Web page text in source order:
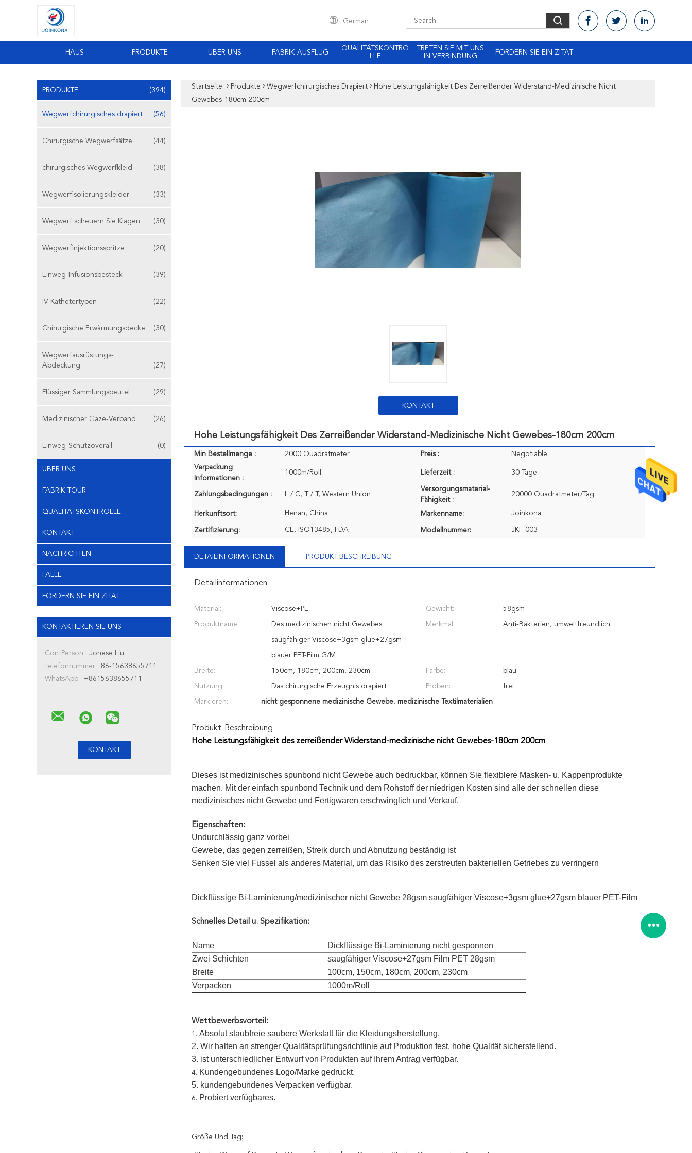
German
HAUS PRODUKTE ÜBER UNS FABRIK-AUSFLUG
QUALITÄTSKONTRO
LLE
TRETEN SIE MIT UNS
IN VERBINDUNG
FORDERN SIE EIN ZITAT
PRODUKTE (394)
Wegwerfchirurgisches drapiert (56)
Chirurgische Wegwerfsätze (44)
chirurgisches Wegwerfkleid (38)
Wegwerfisolierungskleider (33)
Wegwerf scheuern Sie Klagen (30)
Wegwerfinjektionsspritze (20)
Einweg-Infusionsbesteck (39)
IV-Kathetertypen (22)
Chirurgische Erwärmungsdecke (30)
Wegwerfausrüstungs-
Abdeckung
(27)
Flüssiger Sammlungsbeutel (29)
Medizinischer Gaze-Verband (26)
Einweg-Schutzoverall (0)
ÜBER UNS
FABRIK TOUR
QUALITÄTSKONTROLLE
KONTAKT
NACHRICHTEN
FÄLLE
FORDERN SIE EIN ZITAT
KONTAKTIEREN SIE UNS
ContPerson : Jonese Liu
Telefonnummer : 86-15638655711
WhatsApp : +8615638655711
Startseite Produkte Wegwerfchirurgisches Drapiert
Hohe Leistungsfähigkeit Des Zerreißender Widerstand-Medizinische Nicht
Gewebes-180cm 200cm
KONTAKT
Hohe Leistungsfähigkeit Des Zerreißender Widerstand-Medizinische Nicht Gewebes-180cm 200cm
Min Bestellmenge : 2000 Quadratmeter Preis :
Negotiable
Verpackung
Informationen :
1000m/Roll Lieferzeit : 30 Tage
Zahlungsbedingungen : L / C, T / T, Western Union
Versorgungsmaterial-
Fähigkeit :
20000 Quadratmeter/Tag
Herkunftsort: Henan, China Markenname: Joinkona
Zertifizierung: CE, ISO13485, FDA Modellnummer: JKF-003
DETAILINFORMATIONEN PRODUKT-BESCHREIBUNG
Detailinformationen
Material: Viscose+PE Gewicht: 58gsm
Produktname: Des medizinischen nicht Gewebes
saugfähiger Viscose+3gsm glue+27gsm
blauer PET-Film G/M
Merkmal: Anti-Bakterien, umweltfreundlich
Breite: 150cm, 180cm, 200cm, 230cm Farbe: blau
Nutzung: Das chirurgische Erzeugnis drapiert Proben: frei
Markieren: nicht gesponnene medizinische Gewebe, medizinische Textilmaterialien
Produkt-Beschreibung
Hohe Leistungsfähigkeit des zerreißender Widerstand-medizinische nicht Gewebes-180cm 200cm
Dieses ist medizinisches spunbond nicht Gewebe auch bedruckbar, können Sie flexiblere Masken- u. Kappenprodukte
machen. Mit der einfach spunbond Technik und dem Rohstoff der niedrigen Kosten sind alle der schnellen diese
medizinisches nicht Gewebe und Fertigwaren erschwinglich und Verkauf.
Eigenschaften:
Undurchlässig ganz vorbei
Gewebe, das gegen zerreißen, Streik durch und Abnutzung beständig ist
Senken Sie viel Fussel als anderes Material, um das Risiko des zerstreuten bakteriellen Getriebes zu verringern
Dickflüssige Bi-Laminierung/medizinischer nicht Gewebe 28gsm saugfähiger Viscose+3gsm glue+27gsm blauer PET-Film
Schnelles Detail u. Spezifikation:
Name
Dickflüssige Bi-Laminierung nicht gesponnen
Zwei Schichten
saugfähiger Viscose+27gsm Film PET 28gsm
Breite
100cm, 150cm, 180cm, 200cm, 230cm
Verpacken
1000m/Roll
Wettbewerbsvorteil:
1. Absolut staubfreie saubere Werkstatt für die Kleidungsherstellung.
2. Wir halten an strenger Qualitätsprüfungsrichtlinie auf Produktion fest, hohe Qualität sicherstellend.
3. ist unterschiedlicher Entwurf von Produkten auf Ihrem Antrag verfügbar.
4. Kundengebundenes Logo/Marke gedruckt.
5. kundengebundenes Verpacken verfügbar.
6. Probiert verfügbares.
Größe Und Tag: